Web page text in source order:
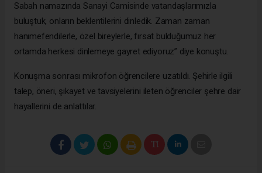
Sabah namazında Sanayi Camisinde vatandaşlarımızla
buluştuk, onların beklentilerini dinledik. Zaman zaman
hanımefendilerle, özel bireylerle, fırsat bulduğumuz her
ortamda herkesi dinlemeye gayret ediyoruz” diye konuştu.
Konuşma sonrası mikrofon öğrencilere uzatıldı. Şehirle ilgili
talep, öneri, şikayet ve tavsiyelerini ileten öğrenciler şehre dair
hayallerini de anlattılar.